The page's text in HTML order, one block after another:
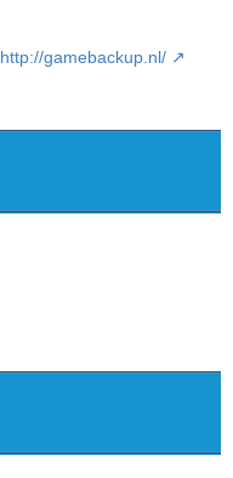
http://gamebackup.nl/